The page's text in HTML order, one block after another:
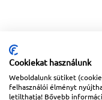
Copyright © 2026Lapanthera Kft.
76-24|
Webbolt |
Cookiekat használunk
Weboldalunk sütiket
felhasználói élményt
letilthatja! Bővebb